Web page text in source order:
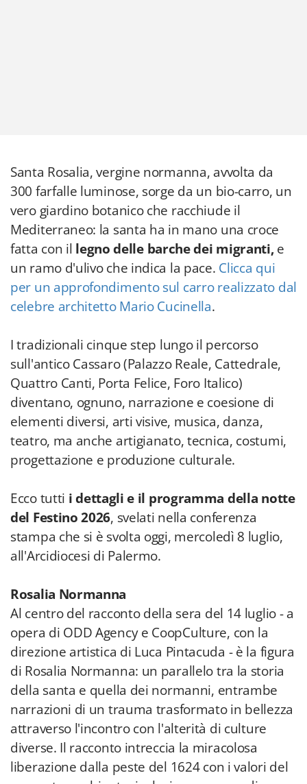
Santa Rosalia, vergine normanna, avvolta da
300 farfalle luminose, sorge da un bio-carro, un
vero giardino botanico che racchiude il
Mediterraneo: la santa ha in mano una croce
fatta con il legno delle barche dei migranti,e
un ramo d'ulivo che indica la pace. Clicca qui
per un approfondimento sul carro realizzato dal
celebre architetto Mario Cucinella.
I tradizionali cinque step lungo il percorso
sull'antico Cassaro (Palazzo Reale, Cattedrale,
Quattro Canti, Porta Felice, Foro Italico)
diventano, ognuno, narrazione e coesione di
elementi diversi, arti visive, musica, danza,
teatro, ma anche artigianato, tecnica, costumi,
progettazione e produzione culturale.
Ecco tutti i dettagli e il programma della notte
del Festino 2026, svelati nella conferenza
stampa che si è svolta oggi, mercoledì 8 luglio,
all'Arcidiocesi di Palermo.
Rosalia Normanna
Al centro del racconto della sera del 14 luglio - a
opera di ODD Agency e CoopCulture, con la
direzione artistica di Luca Pintacuda - è la figura
di Rosalia Normanna: un parallelo tra la storia
della santa e quella dei normanni, entrambe
narrazioni di un trauma trasformato in bellezza
attraverso l'incontro con l'alterità di culture
diverse. Il racconto intreccia la miracolosa
liberazione dalla peste del 1624 con i valori del